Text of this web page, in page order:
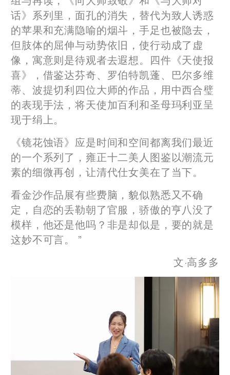
话》系列里，面孔的消失，替代为致人诱惑
的苹果和充满隐喻的烟斗，手足也被隐去，
但肢体的屈伸与动势依旧，使行动成了虚
像，寓意则是待观者去遐想。四件《天使报
喜》，借鉴达芬奇、罗伯特凯蓬、巴尔多维
蒂、波提切利四位大师的作品，用中西合璧
的表现手法，将天使加百利和圣母玛利亚呈
现于绢上。
《镜花蚀语》应是时间和空间都离我们最近
的一个系列了，雍正十二美人图鉴以潮流元
素的细微再创，让清代仕女美在了当下。
看金沙作品展有些费脑，貌似熟悉又不确
定，自恋的丢勒朝了官服，骄傲的亨八没了
模样，他还是他吗？非是却似是，要的就是
这妙不可言。 ”
文·高多多